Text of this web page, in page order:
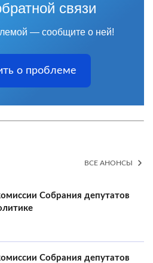
связи
— сообщите о ней!
о проблеме
ВСЕ АНОНСЫ
Собрания депутатов
Собрания депутатов